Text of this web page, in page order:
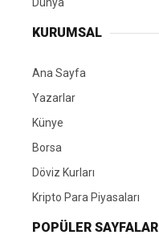
Dünya
KURUMSAL
Ana Sayfa
Yazarlar
Künye
Borsa
Döviz Kurları
Kripto Para Piyasaları
POPÜLER SAYFALAR